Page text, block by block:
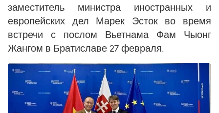
заместитель министра иностранных и
европейских дел Марек Эсток во время
встречи с послом Вьетнама Фам Чыонг
Жангом в Братиславе 27 февраля.